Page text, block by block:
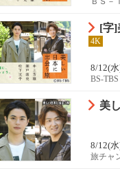
[字]
4K
8/12(
BS-
美
8/12(
旅チャ